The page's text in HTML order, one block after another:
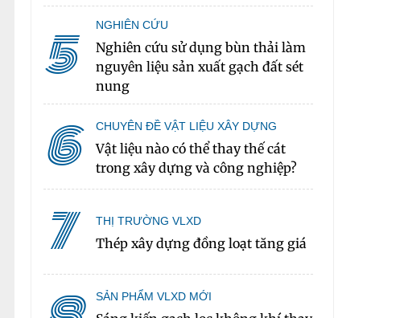
5 NGHIÊN CỨU
Nghiên cứu sử dụng bùn thải làm
nguyên liệu sản xuất gạch đất sét
nung
6 CHUYÊN ĐỀ VẬT LIỆU XÂY DỰNG
Vật liệu nào có thể thay thế cát
trong xây dựng và công nghiệp?
7 THỊ TRƯỜNG VLXD
Thép xây dựng đồng loạt tăng giá
SẢN PHẨM VLXD MỚI